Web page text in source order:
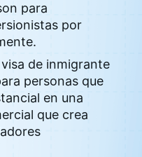
para
por
de inmigrante
personas que
en una
que crea